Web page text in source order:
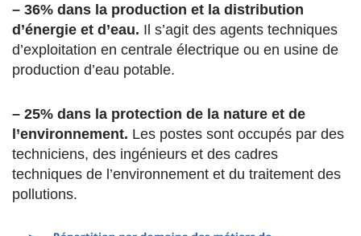
– 36% dans la production et la distribution
d’énergie et d’eau. Il s’agit des agents techniques
d’exploitation en centrale électrique ou en usine de
production d’eau potable.
– 25% dans la protection de la nature et de
l’environnement. Les postes sont occupés par des
techniciens, des ingénieurs et des cadres
techniques de l’environnement et du traitement des
pollutions.